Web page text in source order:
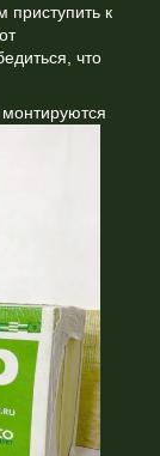
приступить к
что